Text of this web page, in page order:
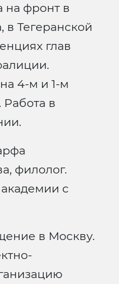
на фронт в
в Тегеранской
глав
4-м и 1-м
Работа в
филолог.
с
в Москву.